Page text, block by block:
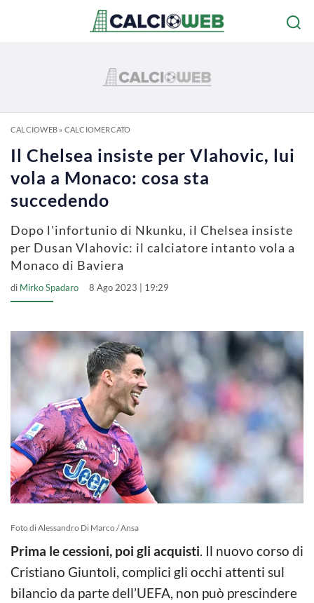
CALCIOWEB» CALCIOMERCATO
Il Chelsea insiste per Vlahovic, lui
vola a Monaco: cosa sta
succedendo
Dopo l'infortunio di Nkunku, il Chelsea insiste
per Dusan Vlahovic: il calciatore intanto vola a
Monaco di Baviera
di Mirko Spadaro 8 Ago 2023 | 19:29
Foto di Alessandro Di Marco / Ansa
Prima le cessioni, poi gli acquisti. Il nuovo corso di
Cristiano Giuntoli, complici gli occhi attenti sul
bilancio da parte dell’UEFA, non può prescindere